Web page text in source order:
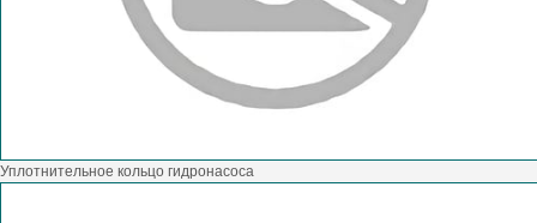
Уплотнительное кольцо гидронасоса